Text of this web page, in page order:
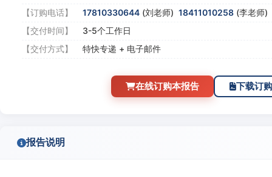
【订购电话】
17810330644 (刘老师) 18411010258 (李老师)
【交付时间】
3-5个工作日
【交付方式】
特快专递 + 电子邮件
在线订购本报告 下载订
报告说明